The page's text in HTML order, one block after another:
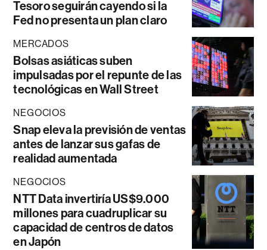
Tesoro seguirán cayendo si la
Fed no presenta un plan claro
MERCADOS
Bolsas asiáticas suben
impulsadas por el repunte de las
tecnológicas en Wall Street
NEGOCIOS
Snap eleva la previsión de ventas
antes de lanzar sus gafas de
realidad aumentada
NEGOCIOS
NTT Data invertiría US$9.000
millones para cuadruplicar su
capacidad de centros de datos
en Japón